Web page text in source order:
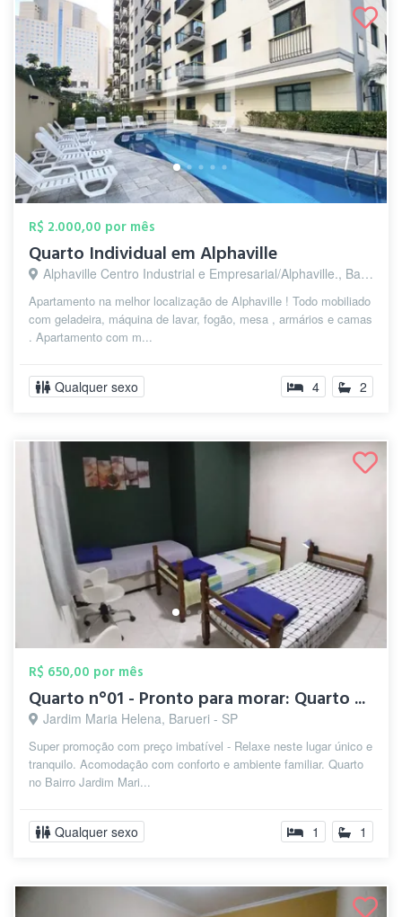
R$ 2.000,00 por mês
Quarto Individual em Alphaville
Alphaville Centro Industrial e Empresarial/Alphaville., Barueri - SP
Apartamento na melhor localização de Alphaville ! Todo mobiliado
com geladeira, máquina de lavar, fogão, mesa , armários e camas
. Apartamento com m...
Qualquer sexo 4 2
R$ 650,00 por mês
Quarto n°01 - Pronto para morar: Quarto ...
Jardim Maria Helena, Barueri - SP
Super promoção com preço imbatível - Relaxe neste lugar único e
tranquilo. Acomodação com conforto e ambiente familiar. Quarto
no Bairro Jardim Mari...
Qualquer sexo 1 1